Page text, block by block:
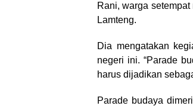
Rani, warga
Lamteng.
Dia mengatakan
negeri ini. “Parade
harus dijadikan
Parade budaya